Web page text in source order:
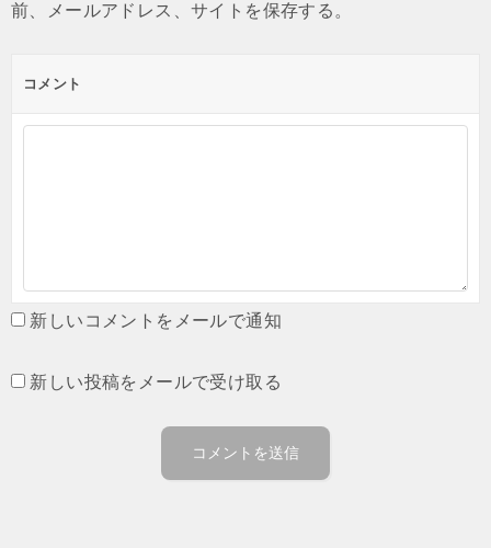
前、メールアドレス、サイトを保存する。
コメント
新しいコメントをメールで通知
新しい投稿をメールで受け取る